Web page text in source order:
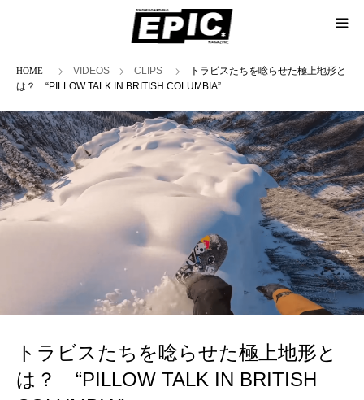
ホームVIDEOS CLIPS
トラビスたちを唸らせた極上地形と
は？ “PILLOW TALK IN BRITISH COLUMBIA”
トラビスたちを唸らせた極上地形と
は？ “PILLOW TALK IN BRITISH